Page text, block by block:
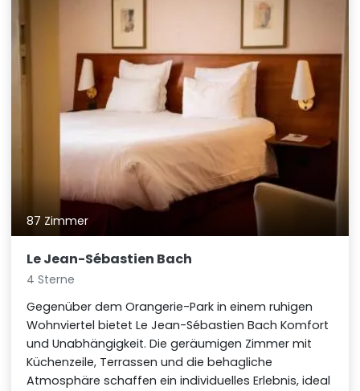
87 Zimmer
Le Jean-Sébastien Bach
4 Sterne
Gegenüber dem Orangerie-Park in einem ruhigen
Wohnviertel bietet Le Jean-Sébastien Bach Komfort
und Unabhängigkeit. Die geräumigen Zimmer mit
Küchenzeile, Terrassen und die behagliche
Atmosphäre schaffen ein individuelles Erlebnis, ideal